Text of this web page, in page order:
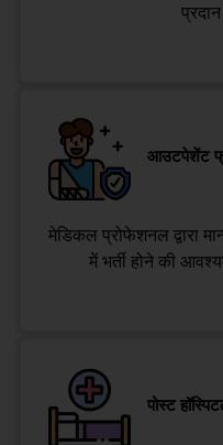
आउटपेशेंट
मेडिकल प्रोफेशनल द्वारा
में भर्ती होने की
पोस्ट